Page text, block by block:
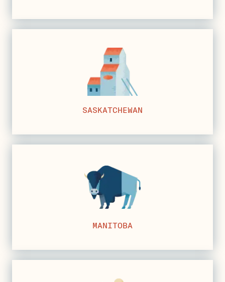
SASKATCHEWAN
MANITOBA